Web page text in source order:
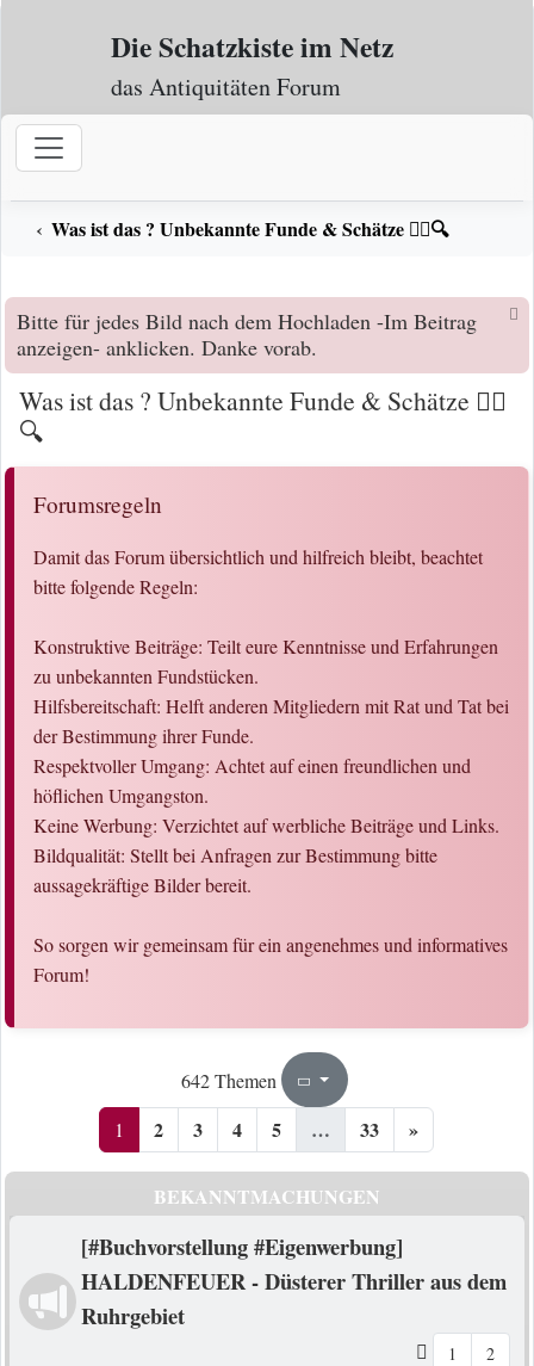
Zum Inhalt
Die Schatzkiste im Netz
das Antiquitäten Forum
Was ist das ? Unbekannte Funde & Schätze 🕵️‍♀️🔍
Bitte für jedes Bild nach dem Hochladen -Im Beitrag
anzeigen- anklicken. Danke vorab.
Was ist das ? Unbekannte Funde & Schätze 🕵️‍♀️
🔍
Forumsregeln
Damit das Forum übersichtlich und hilfreich bleibt, beachtet
bitte folgende Regeln:
Konstruktive Beiträge: Teilt eure Kenntnisse und Erfahrungen
zu unbekannten Fundstücken.
Hilfsbereitschaft: Helft anderen Mitgliedern mit Rat und Tat bei
der Bestimmung ihrer Funde.
Respektvoller Umgang: Achtet auf einen freundlichen und
höflichen Umgangston.
Keine Werbung: Verzichtet auf werbliche Beiträge und Links.
Bildqualität: Stellt bei Anfragen zur Bestimmung bitte
aussagekräftige Bilder bereit.
So sorgen wir gemeinsam für ein angenehmes und informatives
Forum!
642 Themen Seite1
1 2 3 4 5 … 33 »
BEKANNTMACHUNGEN
[#Buchvorstellung #Eigenwerbung]
HALDENFEUER - Düsterer Thriller aus dem
Ruhrgebiet
1 2